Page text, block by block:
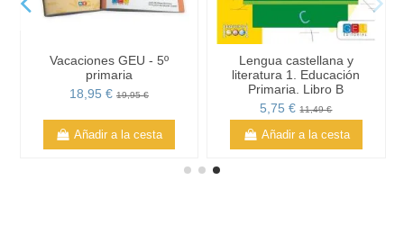
Vacaciones GEU - 5º
primaria
18,95 € 19,95 €
Añadir a la cesta
Lengua castellana y
literatura 1. Educación
Primaria. Libro B
5,75 €11,49 €
Añadir a la cesta